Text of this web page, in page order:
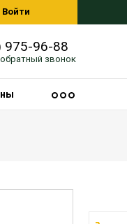
Войти
975-96-88
обратный звонок